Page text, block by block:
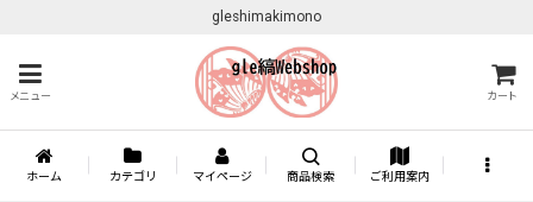
gleshimakimono
メニュー カート
ホーム カテゴリ マイページ 商品検索 ご利用案内